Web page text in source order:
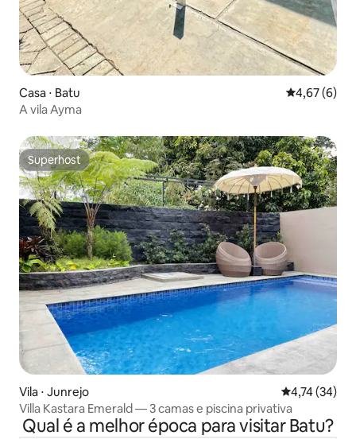
Casa ⋅ Batu 4,67 de uma
4,67 (6)
A vila Ayma
Superhost
Superhost
Vila ⋅ Junrejo 4,74 de uma
4,74 (34)
Villa Kastara Emerald — 3 camas e piscina privativa
Qual é a melhor época para visitar Batu?